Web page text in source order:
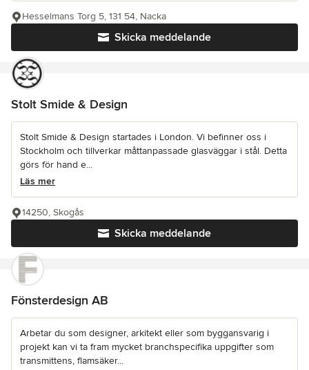
Skicka meddelande
Hesselmans Torg 5, 131 54, Nacka
Stolt Smide & Design
Stolt Smide & Design startades i London. Vi befinner oss i
Stockholm och tillverkar måttanpassade glasväggar i stål. Detta
görs för hand e...
Läs mer
Skicka meddelande
14250, Skogås
Fönsterdesign AB
Arbetar du som designer, arkitekt eller som byggansvarig i
projekt kan vi ta fram mycket branchspecifika uppgifter som
transmittens, flamsäker...